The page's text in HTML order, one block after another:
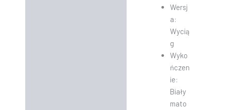
Wersj
a:
Wycią
g
Wyko
ńczen
ie:
Biały
mato